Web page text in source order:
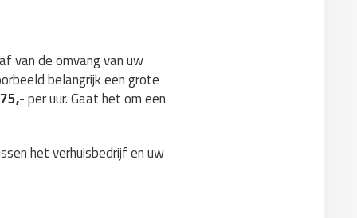
van de omvang van uw
belangrijk een grote
per uur. Gaat het om een
het verhuisbedrijf en uw